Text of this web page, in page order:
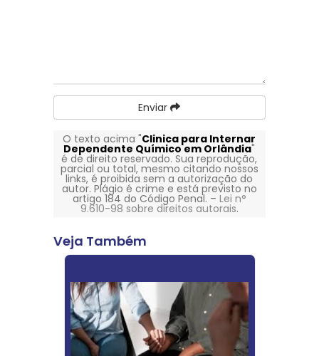
Enviar
O texto acima "Clinica para Internar
Dependente Químico em Orlândia"
é de direito reservado. Sua reprodução,
parcial ou total, mesmo citando nossos
links, é proibida sem a autorização do
autor. Plágio é crime e está previsto no
artigo 184 do Código Penal. – Lei n°
9.610-98 sobre direitos autorais.
Veja Também